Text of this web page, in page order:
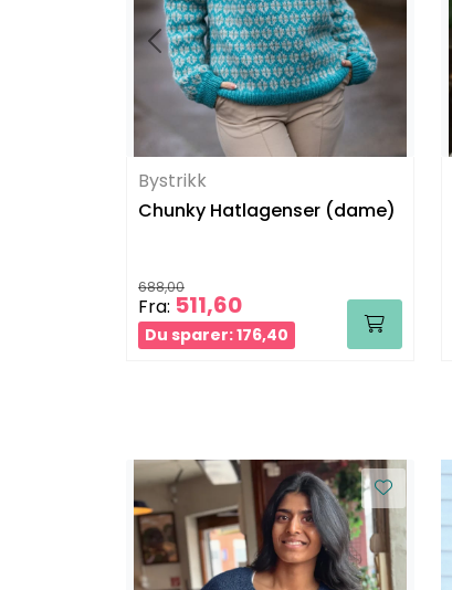
Bystrikk
Chunky Hatlagenser (dame)
688,00
Fra: 511,60
Du sparer: 176,40